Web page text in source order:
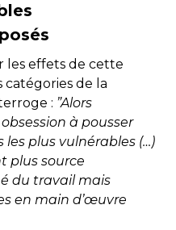
les effets de cette
de la
: ”Alors
à pousser
les plus vulnérables (…)
plus source
du travail mais
en main d’œuvre